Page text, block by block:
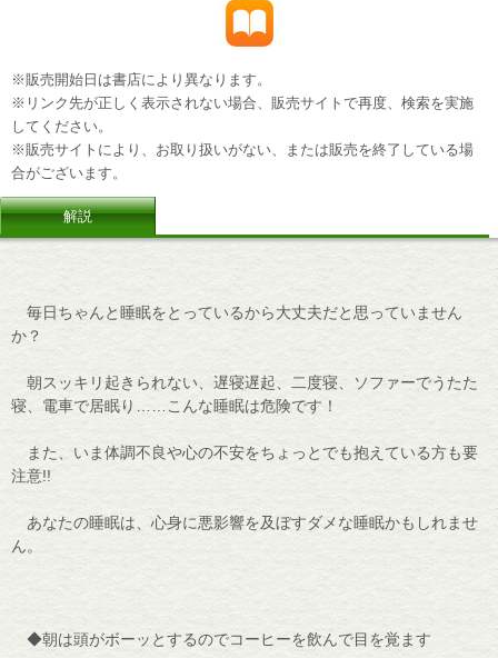
※販売開始日は書店により異なります。
※リンク先が正しく表示されない場合、販売サイトで再度、検索を実施
してください。
※販売サイトにより、お取り扱いがない、または販売を終了している場
合がございます。
解説
毎日ちゃんと睡眠をとっているから大丈夫だと思っていません
か？
朝スッキリ起きられない、遅寝遅起、二度寝、ソファーでうたた
寝、電車で居眠り……こんな睡眠は危険です！
また、いま体調不良や心の不安をちょっとでも抱えている方も要
注意!!
あなたの睡眠は、心身に悪影響を及ぼすダメな睡眠かもしれませ
ん。
◆朝は頭がボーッとするのでコーヒーを飲んで目を覚ます